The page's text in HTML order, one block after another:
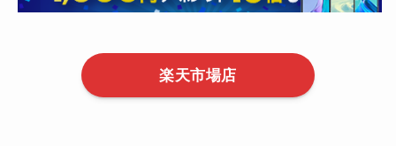
楽天市場店